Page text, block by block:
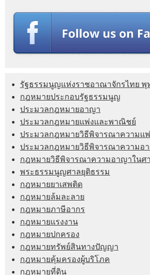
รัฐธรรมนูญแห่งราชอาณาจักรไทย
กฎหมายประกอบรัฐธรรมนูญ
ประมวลกฎหมายอาญา
ประมวลกฎหมายแพ่งและพาณิชย์
ประมวลกฎหมายวิธีพิจารณาความแ
ประมวลกฎหมายวิธีพิจารณาความอ
กฎหมายวิธีพิจารณาความอาญาในศ
พระธรรมนูญศาลยุติธรรม
กฎหมายยาเสพติด
กฎหมายล้มละลาย
กฎหมายภาษีอากร
กฎหมายแรงงาน
กฎหมายปกครอง
กฎหมายทรัพย์สินทางปัญญา
กฎหมายคุ้มครองผู้บริโภค
กฎหมายที่ดิน